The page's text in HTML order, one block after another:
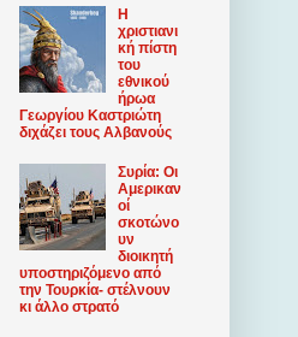
Η
χριστιανι
κή πίστη
του
εθνικού
ήρωα
Γεωργίου Καστριώτη
διχάζει τους Αλβανούς
Συρία: Οι
Αμερικαν
οί
σκοτώνο
υν
διοικητή
υποστηριζόμενο από
την Τουρκία- στέλνουν
κι άλλο στρατό